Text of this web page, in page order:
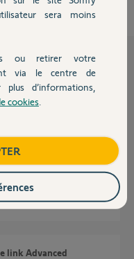
Advanced
link Advanced
sera moins
ou retirer votre
via le centre de
d’informations,
cookies